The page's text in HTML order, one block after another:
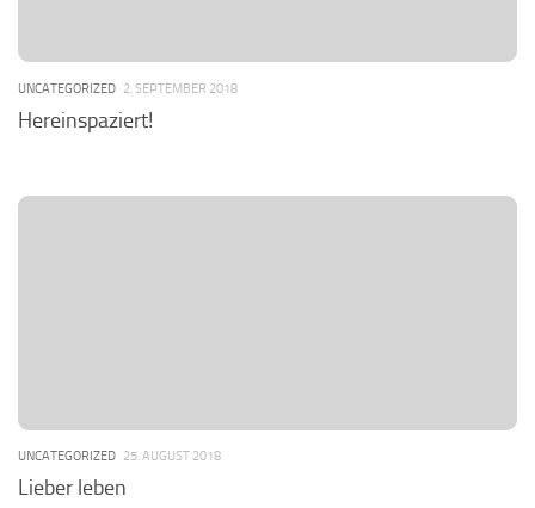
UNCATEGORIZED 2. SEPTEMBER 2018
Hereinspaziert!
UNCATEGORIZED 25. AUGUST 2018
Lieber leben